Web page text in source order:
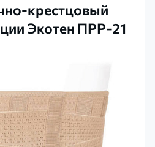
крестцовый
Экотен ПРР-21